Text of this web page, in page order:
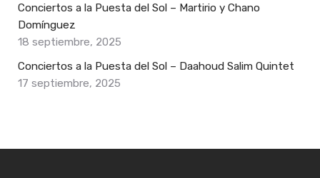
Conciertos a la Puesta del Sol – Martirio y Chano
Domínguez
18 septiembre, 2025
Conciertos a la Puesta del Sol – Daahoud Salim Quintet
17 septiembre, 2025